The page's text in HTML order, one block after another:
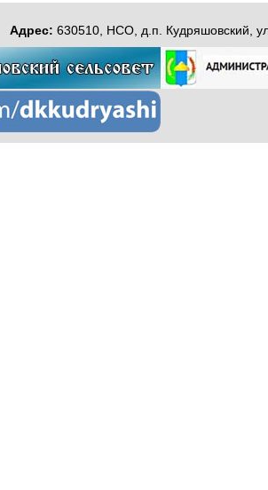
Адрес: 630510, НСО, д.п. Кудряшовский,